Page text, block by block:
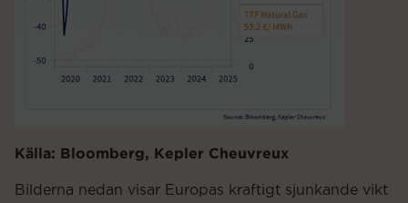
Källa: Bloomberg, Kepler Cheuvreux
Bilderna nedan visar Europas kraftigt sjunkande vikt